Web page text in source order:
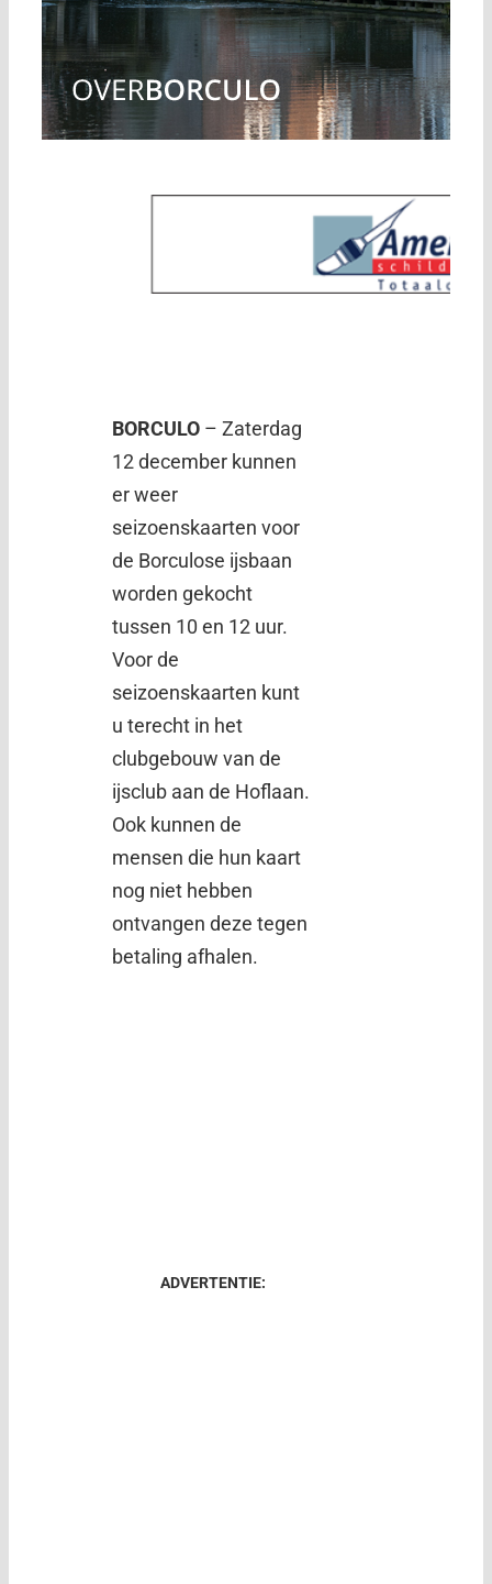
BORCULO – Zaterdag
12 december kunnen
er weer
seizoenskaarten voor
de Borculose ijsbaan
worden gekocht
tussen 10 en 12 uur.
Voor de
seizoenskaarten kunt
u terecht in het
clubgebouw van de
ijsclub aan de Hoflaan.
Ook kunnen de
mensen die hun kaart
nog niet hebben
ontvangen deze tegen
betaling afhalen.
ADVERTENTIE: